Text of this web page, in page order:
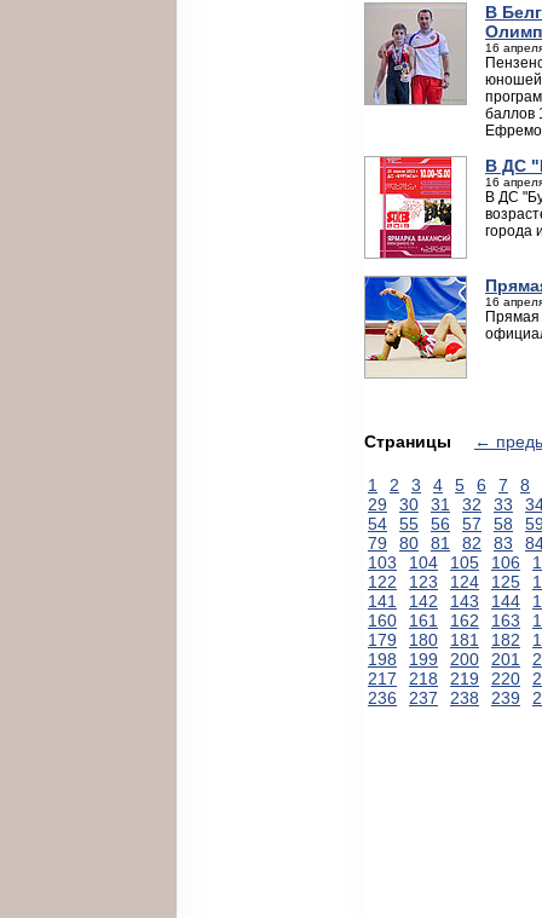
В
16
юношей
баллов
В ДС
16
В ДС
города
16
Прямая
Страницы ←
1 2 3 4 5 6 7
8
29
30 31 32 33
54
55 56 57 58
79
80 81 82 83
103
104 105 106
122
123 124 125
141
142 143 144
160
161 162 163
179
180 181 182
198
199 200 201
217
218 219 220
236
237 238 239